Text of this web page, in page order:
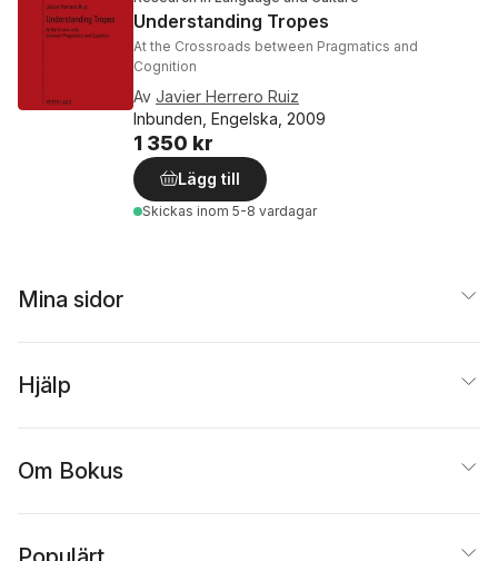
Understanding Tropes
At the Crossroads between Pragmatics and
Cognition
Av Javier Herrero Ruiz
Inbunden, Engelska, 2009
1 350 kr
Lägg till
Skickas inom 5-8 vardagar
Mina sidor
Hjälp
Om Bokus